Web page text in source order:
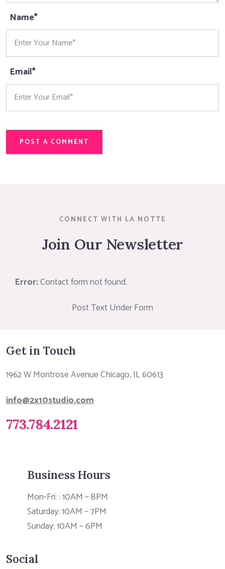
Name*
Email*
POST A COMMENT
CONNECT WITH LA NOTTE
Join Our Newsletter
Error:Contact form not found.
Post Text Under Form
Get in Touch
1962 W Montrose Avenue Chicago, IL 60613
info@2x10studio.com
773.784.2121
Business Hours
Mon-Fri: : 10AM – 8PM
Saturday: 10AM – 7PM
Sunday: 10AM – 6PM
Social